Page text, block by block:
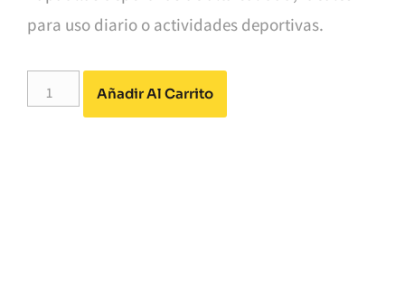
para uso diario o actividades deportivas.
Añadir Al Carrito